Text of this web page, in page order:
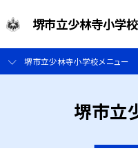
堺市立少林寺小学校
堺市立少林寺小学校メニュー
堺市立